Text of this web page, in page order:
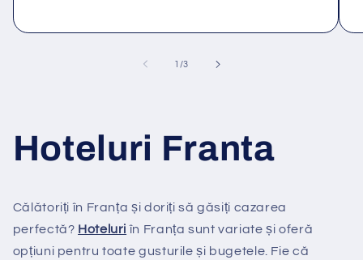
1 /din
3
Hoteluri Franta
Călătoriți în Franța și doriți să găsiți cazarea
perfectă? Hoteluri în Franța sunt variate și oferă
opțiuni pentru toate gusturile și bugetele. Fie că